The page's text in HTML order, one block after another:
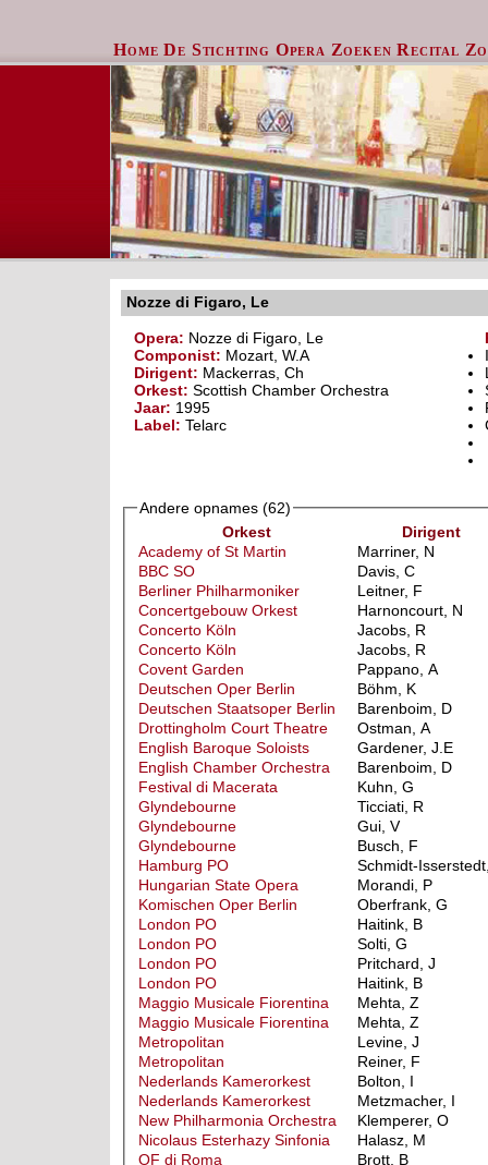
Home De Stichting Opera Zoeken Recital
Nozze di Figaro, Le
Opera: Nozze di Figaro, Le
Componist: Mozart, W.A
Dirigent: Mackerras, Ch
Orkest: Scottish Chamber Orchestra
Jaar: 1995
Label: Telarc
Andere opnames (62)
Orkest
Dirigent
Academy of St Martin
Marriner, N
BBC SO
Davis, C
Berliner Philharmoniker
Leitner, F
Concertgebouw Orkest
Harnoncourt, N
Concerto Köln
Jacobs, R
Concerto Köln
Jacobs, R
Covent Garden
Pappano, A
Deutschen Oper Berlin
Böhm, K
Deutschen Staatsoper Berlin
Barenboim, D
Drottingholm Court Theatre
Ostman, A
English Baroque Soloists
Gardener, J.E
English Chamber Orchestra
Barenboim, D
Festival di Macerata
Kuhn, G
Glyndebourne
Ticciati, R
Glyndebourne
Gui, V
Glyndebourne
Busch, F
Hamburg PO
Schmidt-
Hungarian State Opera
Morandi, P
Komischen Oper Berlin
Oberfrank, G
London PO
Haitink, B
London PO
Solti, G
London PO
Pritchard, J
London PO
Haitink, B
Maggio Musicale Fiorentina
Mehta, Z
Maggio Musicale Fiorentina
Mehta, Z
Metropolitan
Levine, J
Metropolitan
Reiner, F
Nederlands Kamerorkest
Bolton, I
Nederlands Kamerorkest
Metzmacher, I
New Philharmonia Orchestra
Klemperer, O
Nicolaus Esterhazy Sinfonia
Halasz, M
OF di Roma
Brott, B